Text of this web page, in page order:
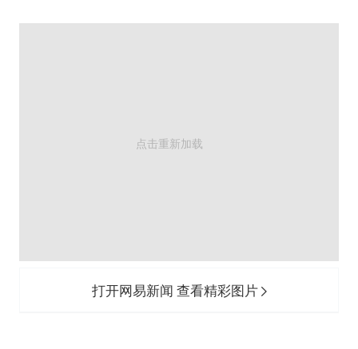
打开网易新闻 查看精彩图片